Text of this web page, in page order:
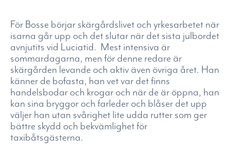
För Bosse börjar skärgårdslivet och yrkesarbetet när
isarna går upp och det slutar när det sista julbordet
avnjutits vid Luciatid. Mest intensiva är
sommardagarna, men för denne redare är
skärgården levande och aktiv även övriga året. Han
känner de bofasta, han vet var det finns
handelsbodar och krogar och när de är öppna, han
kan sina bryggor och farleder och blåser det upp
väljer han utan svårighet lite udda rutter som ger
bättre skydd och bekvämlighet för
taxibåtsgästerna.